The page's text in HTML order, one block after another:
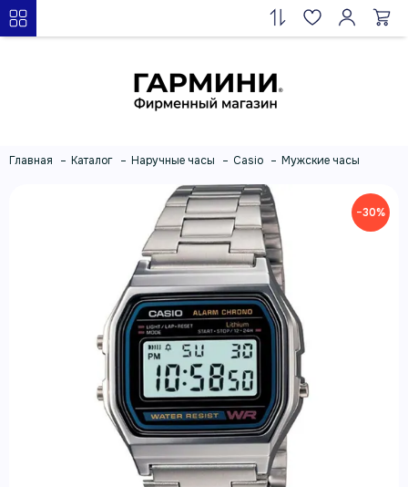
Главная Каталог Наручные часы Casio Мужские часы
−30%